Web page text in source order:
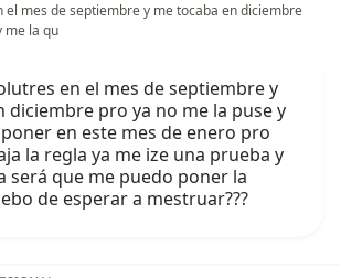
el mes de septiembre y me tocaba en diciembre
me la qu
en el mes de septiembre y
diciembre pro ya no me la puse y
en este mes de enero pro
la regla ya me ize una prueba y
será que me puedo poner la
de esperar a mestruar???